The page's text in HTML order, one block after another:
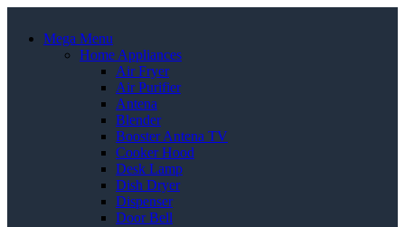
Mega Menu
Home Appliances
Air Fryer
Air Purifier
Antena
Blender
Booster Antena TV
Cooker Hood
Desk Lamp
Dish Dryer
Dispenser
Door Bell